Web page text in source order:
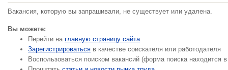
Вакансия, которую вы запрашивали, не существует или удалена.
Вы можете:
Перейти на главную страницу сайта
Зарегистрироваться в качестве соискателя или работодателя
Воспользоваться поиском вакансий (форма поиска находится